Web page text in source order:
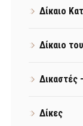
Δίκαιο
Δίκαιο
Δικαστές
Δίκες